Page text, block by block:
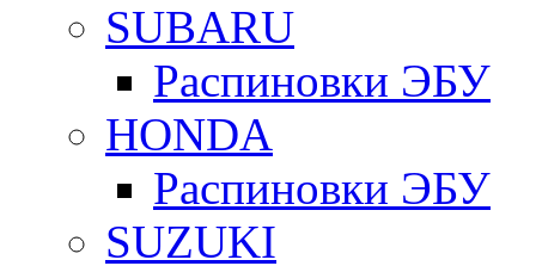
SUBARU
Распиновки ЭБУ
HONDA
Распиновки ЭБУ
SUZUKI